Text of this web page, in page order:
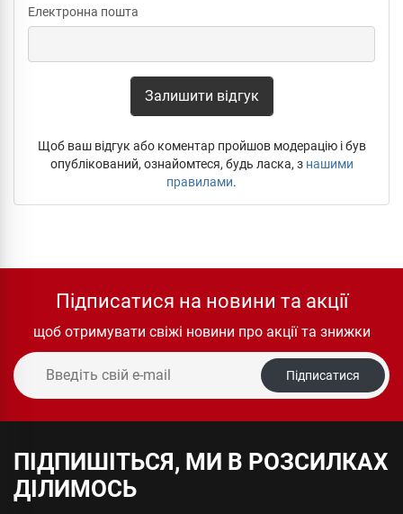
Електронна пошта
Залишити відгук
Щоб ваш відгук або коментар пройшов модерацію і був
опублікований, ознайомтеся, будь ласка, з нашими
правилами.
Підписатися на новини та акції
щоб отримувати свіжі новини про акції та знижки
Підписатися
ПІДПИШІТЬСЯ, МИ В РОЗСИЛКАХ
ДІЛИМОСЬ